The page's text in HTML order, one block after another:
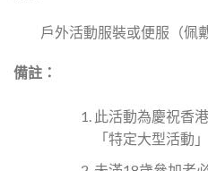
戶外活動服裝或便服（佩
備註：
此活動為慶祝香
「特定大型活動」